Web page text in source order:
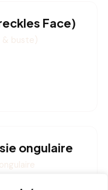
Face)
& buste)
ongulaire